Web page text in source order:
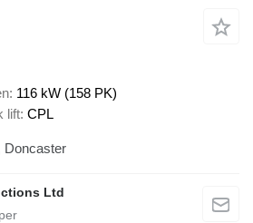
116 kW (158 PK)
lift CPL
Doncaster
Ltd